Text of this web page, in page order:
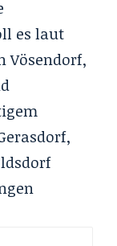
es laut
Vösendorf,